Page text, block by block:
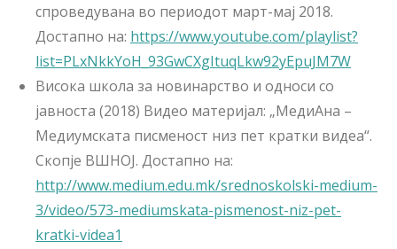
спроведувана во периодот март-мај 2018.
Достапно на: https://www.youtube.com/playlist?
list=PLxNkkYoH_93GwCXgItuqLkw92yEpuJM7W
Висока школа за новинарство и односи со
јавноста (2018) Видео материјал: „МедиАна –
Медиумската писменост низ пет кратки видеа“.
Скопје ВШНОЈ. Достапно на:
http://www.medium.edu.mk/srednoskolski-medium-
3/video/573-mediumskata-pismenost-niz-pet-
kratki-videa1